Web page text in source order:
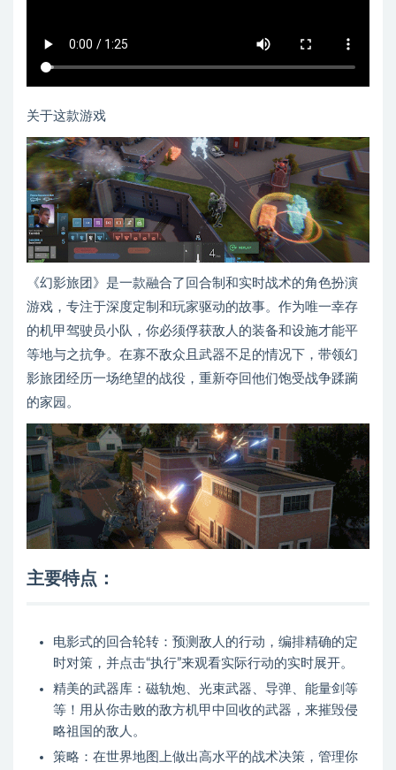
关于这款游戏
《幻影旅团》是一款融合了回合制和实时战术的角色扮演
游戏，专注于深度定制和玩家驱动的故事。作为唯一幸存
的机甲驾驶员小队，你必须俘获敌人的装备和设施才能平
等地与之抗争。在寡不敌众且武器不足的情况下，带领幻
影旅团经历一场绝望的战役，重新夺回他们饱受战争蹂躏
的家园。
主要特点：
电影式的回合轮转：预测敌人的行动，编排精确的定
时对策，并点击“执行”来观看实际行动的实时展开。
精美的武器库：磁轨炮、光束武器、导弹、能量剑等
等！用从你击败的敌方机甲中回收的武器，来摧毁侵
略祖国的敌人。
策略：在世界地图上做出高水平的战术决策，管理你